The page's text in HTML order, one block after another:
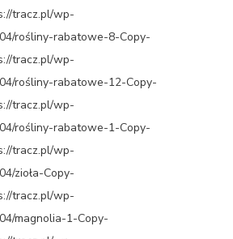
tracz.pl/wp-
rośliny-rabatowe-8-Copy-
tracz.pl/wp-
rośliny-rabatowe-12-Copy-
tracz.pl/wp-
rośliny-rabatowe-1-Copy-
tracz.pl/wp-
zioła-Copy-
tracz.pl/wp-
magnolia-1-Copy-